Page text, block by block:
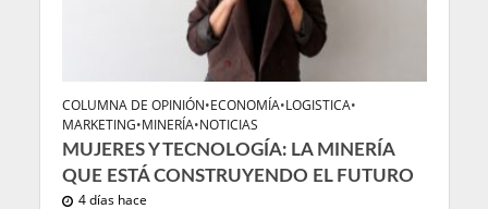
COLUMNA DE OPINIÓN•ECONOMÍA•LOGISTICA•
MARKETING•MINERÍA•NOTICIAS
MUJERES Y TECNOLOGÍA: LA MINERÍA
QUE ESTÁ CONSTRUYENDO EL FUTURO
4 días hace